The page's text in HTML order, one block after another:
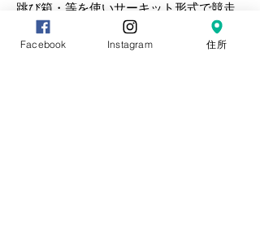
跳び箱・等を使いサーキット形式で競走
する運動
などを行ないます。
Facebook Instagram 住所